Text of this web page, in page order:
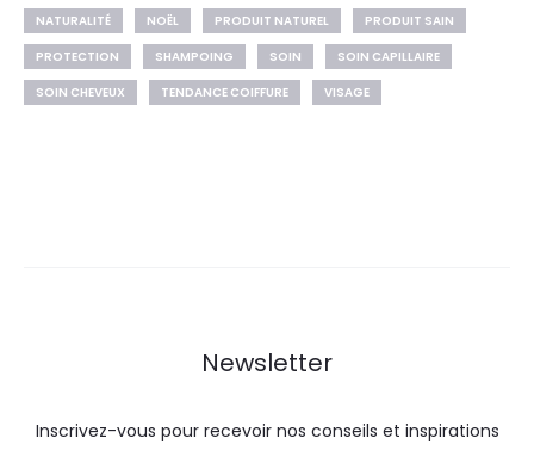
NATURALITÉ
NOËL PRODUIT NATUREL
PRODUIT SAIN
PROTECTION
SHAMPOING SOIN
SOIN CAPILLAIRE
SOIN CHEVEUX
TENDANCE COIFFURE VISAGE
Newsletter
Inscrivez-vous pour recevoir nos conseils et inspirations